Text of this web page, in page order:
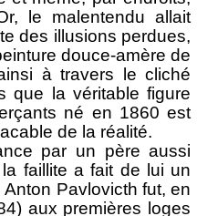
le malentendu allait
des illusions perdues,
douce-amère de
à travers le cliché
que la véritable figure
né en 1860 est
de la réalité.
par un père aussi
faillite a fait de lui un
Pavlovicth fut, en
aux premières loges